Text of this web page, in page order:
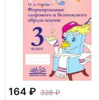
164
328